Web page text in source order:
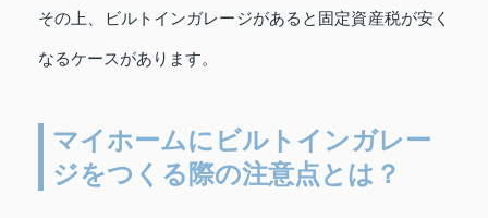
その上、ビルトインガレージがあると固定資産税が安く
なるケースがあります。
マイホームにビルトインガレー
ジをつくる際の注意点とは？